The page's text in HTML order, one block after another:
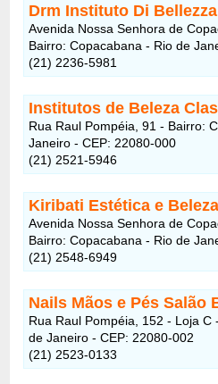
Drm Instituto Di
Avenida Nossa Senhora de
Bairro: Copacabana - Rio de
(21) 2236-5981
Institutos de Beleza
Rua Raul Pompéia, 91 - Bairro:
Janeiro - CEP: 22080-000
(21) 2521-5946
Kiribati Estética e Beleza
Avenida Nossa Senhora de
Bairro: Copacabana - Rio de
(21) 2548-6949
Nails Mãos e Pés Salão
Rua Raul Pompéia, 152 - Loja
de Janeiro - CEP: 22080-002
(21) 2523-0133